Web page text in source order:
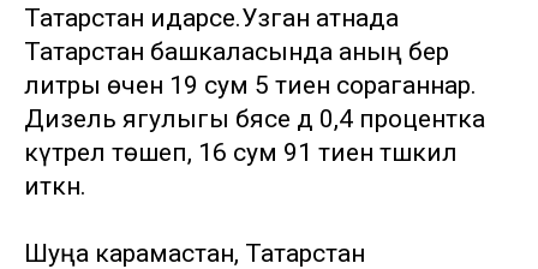
Татарстан идарәсе.Узган атнада
Татарстан башкаласында аның бер
литры өчен 19 сум 5 тиен сораганнар.
Дизель ягулыгы бәясе дә 0,4 процентка
күтәрелә төшеп, 16 сум 91 тиен тәшкил
иткән.
Шуңа карамастан, Татарстан